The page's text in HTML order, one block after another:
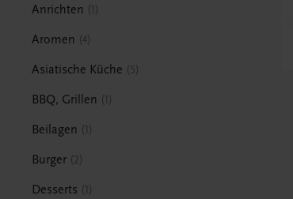
Anrichten 1
Aromen 4
Asiatische Küche 5
BBQ, Grillen 1
Beilagen 1
Burger 2
Desserts 1